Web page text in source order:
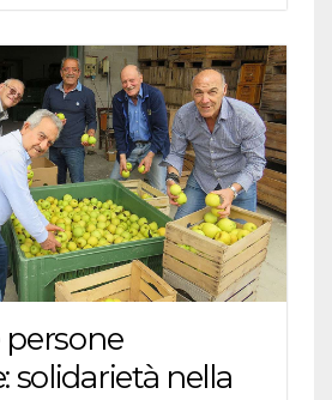
persone
solidarietà nella